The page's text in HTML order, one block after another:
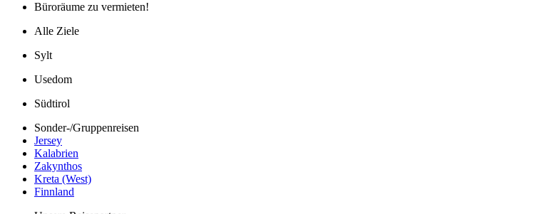
Büroräume zu vermieten!
Alle Ziele
Sylt
Usedom
Südtirol
Sonder-/Gruppenreisen
Jersey
Kalabrien
Zakynthos
Kreta (West)
Finnland